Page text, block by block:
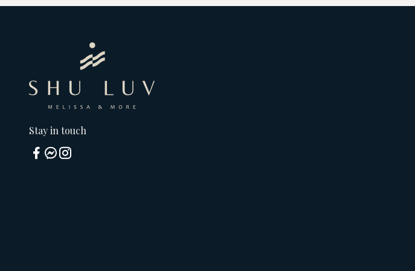
Stay in touch